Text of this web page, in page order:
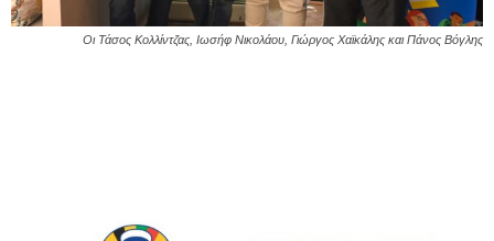
Οι Τάσος Κολλίντζας, Ιωσήφ Νικολάου, Γιώργος Χαϊκάλης και Πάνος Βόγλης